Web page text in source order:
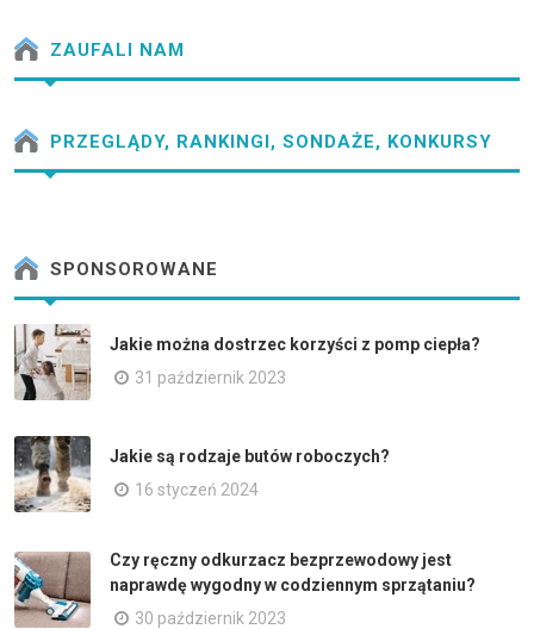
ZAUFALI NAM
PRZEGLĄDY, RANKINGI, SONDAŻE, KONKURSY
SPONSOROWANE
Jakie można dostrzec korzyści z pomp ciepła?
31 październik 2023
Jakie są rodzaje butów roboczych?
16 styczeń 2024
Czy ręczny odkurzacz bezprzewodowy jest
naprawdę wygodny w codziennym sprzątaniu?
30 październik 2023